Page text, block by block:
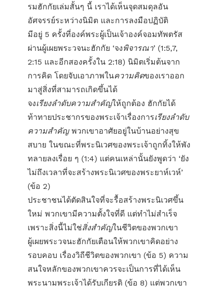
รมฮักกัยเล่มสั้นๆ นี้ เราได้เห็นจุดสมดุลอัน
อัศจรรย์ระหว่างนิมิต และการลงมือปฏิบัติ
มีอยู่ 5 ครั้งที่องค์พระผู้เป็นเจ้าองค์จอมทัพตรัส
ผ่านผู้เผยพระวจนะฮักกัย ‘จงพิจารณา’ (1:5,7,
2:15 และอีกสองครั้งใน 2:18) นิมิตเริ่มต้นจาก
การคิด โดยจับเอาภาพในความคิดของเราออก
มาสู่สิ่งที่สามารถเกิดขึ้นได้
จงเรียงลำดับความสำคัญให้ถูกต้อง ฮักกัยได้
ท้าทายประชากรของพระเจ้าเรื่องการเรียงลำดับ
ความสำคัญพวกเขาอาศัยอยู่ในบ้านอย่างสุข
สบาย ในขณะที่พระนิเวศของพระเจ้าถูกทิ้งให้พัง
ทลายลงเรื่อย ๆ (1:4) แต่คนเหล่านั้นยังพูดว่า ‘ยัง
ไม่ถึงเวลาที่จะสร้างพระนิเวศของพระยาห์เวห์’
(ข้อ 2)
ประชาชนได้ตัดสินใจที่จะรื้อสร้างพระนิเวศขึ้น
ใหม่ พวกเขามีความตั้งใจที่ดี แต่ทำไม่สำเร็จ
เพราะสิ่งนี้ไม่ใช่สิ่งสำคัญในชีวิตของพวกเขา
ผู้เผยพระวจนะฮักกัยเตือนให้พวกเขาคิดอย่าง
รอบคอบ เรื่องวิถีชีวิตของพวกเขา (ข้อ 5) ความ
สนใจหลักของพวกเขาควรจะเป็นการที่ได้เห็น
พระนามพระเจ้าได้รับเกียรติ (ข้อ 8) แต่พวกเขา